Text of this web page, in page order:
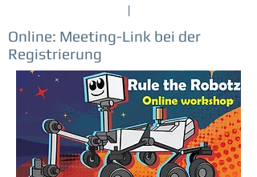
|
Online: Meeting-Link bei der
Registrierung